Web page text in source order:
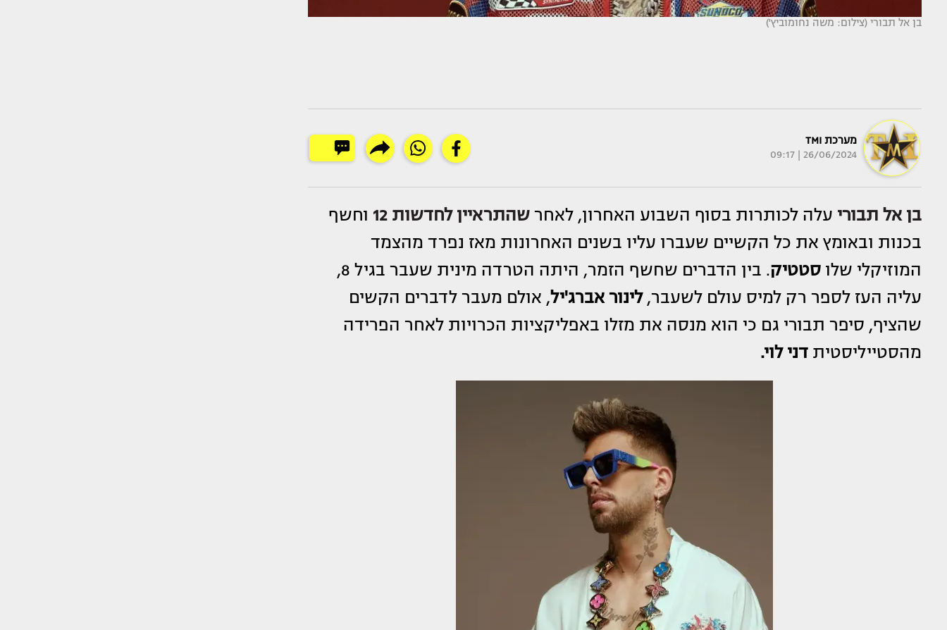
בן אל תבורי (צילום: משה נחומוביץ')
מערכת TMI
26/06/2024 | 09:17
בן אל תבורי עלה לכותרות בסוף השבוע האחרון, לאחרשהתראיין לחדשות 12
וחשף
בכנות ובאומץ את כל הקשיים שעברו עליו בשנים האחרונות מאז נפרד מהצמד
המוזיקלי שלוסטטיק
. בין הדברים שחשף הזמר, היתה הטרדה מינית שעבר בגיל 8,
עליה העז לספר רק למיס עולם לשעבר,לינור אברג'יל, אולם מעבר לדברים הקשים
שהציף, סיפר תבורי גם כי הוא מנסה את מזלו באפליקציות הכרויות לאחר הפרידה
מהסטייליסטית דני לוי.